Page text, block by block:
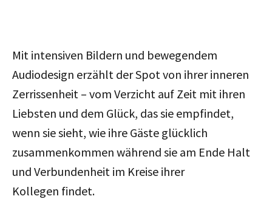
Mit intensiven Bildern und bewegendem
Audiodesign erzählt der Spot von ihrer inneren
Zerrissenheit – vom Verzicht auf Zeit mit ihren
Liebsten und dem Glück, das sie empfindet,
wenn sie sieht, wie ihre Gäste glücklich
zusammenkommen während sie am Ende Halt
und Verbundenheit im Kreise ihrer
Kollegen findet.